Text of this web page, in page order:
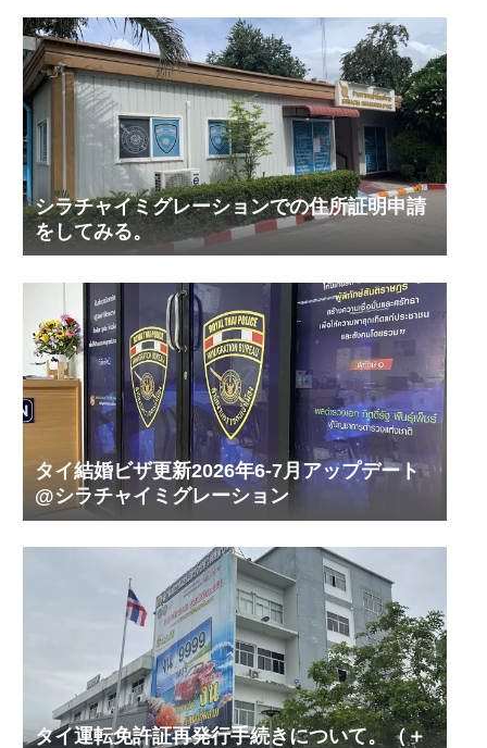
シラチャイミグレーションでの住所証明申請
をしてみる。
タイ結婚ビザ更新2026年6-7月アップデート
@シラチャイミグレーション
タイ運転免許証再発行手続きについて。（＋